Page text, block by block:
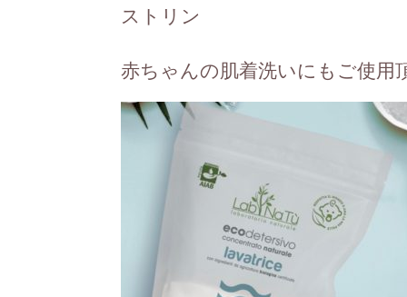
ストリン
赤ちゃんの肌着洗いにもご使用